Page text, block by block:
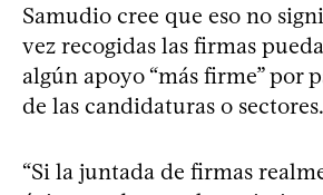
Samudio cree que eso no
vez recogidas las firmas
algún apoyo “más firme” por
de las candidaturas o sectores.
“Si la juntada de firmas